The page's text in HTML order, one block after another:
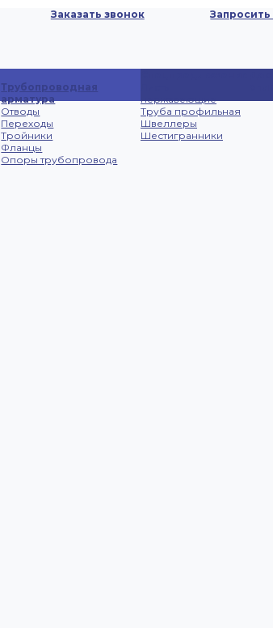
Заказать звонок Запросить
Трубопроводная
арматура
Отводы
Переходы
Тройники
Фланцы
Опоры трубопровода
нержавеющие
Труба профильная
Швеллеры
Шестигранники